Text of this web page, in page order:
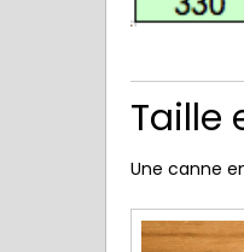
.
Taille
Une canne